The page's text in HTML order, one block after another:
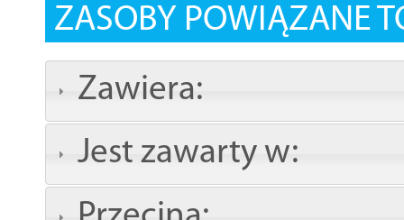
ZASOBY POWIĄZANE
Zawiera:
Jest zawarty w: